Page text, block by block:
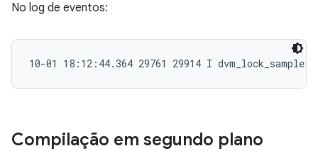
No log de eventos:
10-01 18:12:44.364 29761 29914 I
Compilação em segundo plano